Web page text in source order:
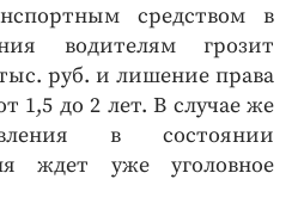
средством в
водителям грозит
руб. и лишение права
1,5 до 2 лет. В случае же
в состоянии
ждет уже уголовное